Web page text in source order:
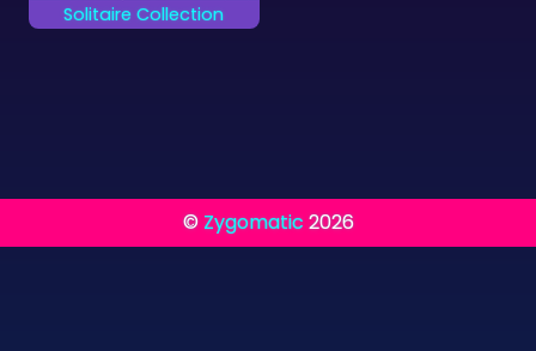
Solitaire Collection
© Zygomatic 2026